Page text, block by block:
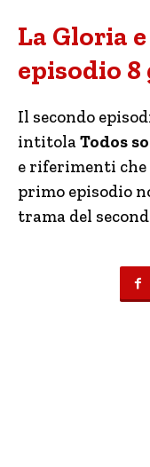
La Gloria
episodio 8
Il secondo
intitola Todos
e riferimenti che
primo episodio
trama del